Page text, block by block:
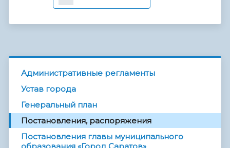
Административные регламенты
Устав города
Генеральный план
Постановления, распоряжения
Постановления главы муниципального